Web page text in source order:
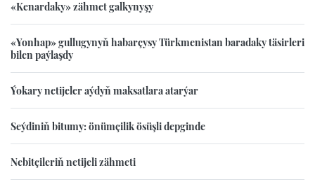
«Kenardaky» zähmet galkynyşy
«Yonhap» gullugynyň habarçysy Türkmenistan baradaky täsirleri
bilen paýlaşdy
Ýokary netijeler aýdyň maksatlara atarýar
Seýdiniň bitumy: önümçilik ösüşli depginde
Nebitçileriň netijeli zähmeti